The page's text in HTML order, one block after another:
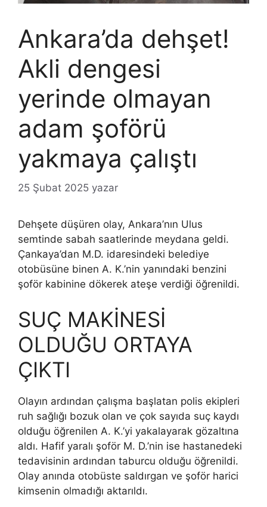
Ankara’da dehşet!
Akli dengesi
yerinde olmayan
adam şoförü
yakmaya çalıştı
25 Şubat 2025 yazar
Dehşete düşüren olay, Ankara’nın Ulus
semtinde sabah saatlerinde meydana geldi.
Çankaya’dan M.D. idaresindeki belediye
otobüsüne binen A. K.’nin yanındaki benzini
şoför kabinine dökerek ateşe verdiği öğrenildi.
SUÇ MAKİNESİ
OLDUĞU ORTAYA
ÇIKTI
Olayın ardından çalışma başlatan polis ekipleri
ruh sağlığı bozuk olan ve çok sayıda suç kaydı
olduğu öğrenilen A. K.’yi yakalayarak gözaltına
aldı. Hafif yaralı şoför M. D.’nin ise hastanedeki
tedavisinin ardından taburcu olduğu öğrenildi.
Olay anında otobüste saldırgan ve şoför harici
kimsenin olmadığı aktarıldı.